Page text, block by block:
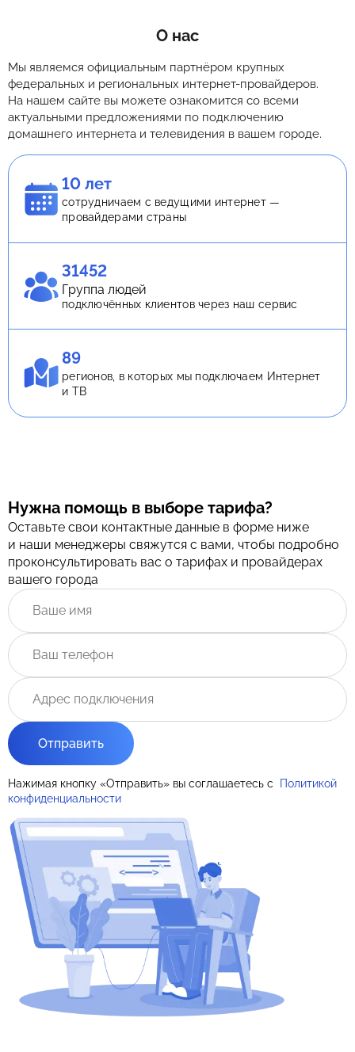
О нас
Мы являемся официальным партнёром крупных
федеральных и региональных интернет-провайдеров.
На нашем сайте вы можете ознакомится со всеми
актуальными предложениями по подключению
домашнего интернета и телевидения в вашем городе.
10 лет
сотрудничаем с ведущими интернет —
провайдерами страны
31452
Группа людей
подключённых клиентов через наш сервис
89
регионов, в которых мы подключаем Интернет
и ТВ
Нужна помощь в выборе тарифа?
Оставьте свои контактные данные в форме ниже
и наши менеджеры свяжутся с вами, чтобы подробно
проконсультировать вас о тарифах и провайдерах
вашего города
Отправить
Нажимая кнопку «Отправить» вы соглашаетесь с
Политикой
конфиденциальности